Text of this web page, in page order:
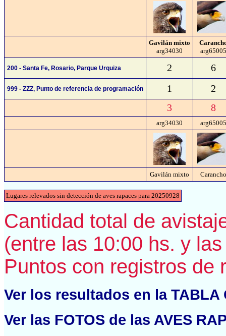
Gavilán mixto
arg34030
arg65005
200 - Santa Fe, Rosario, Parque Urquiza 2 6
999 - ZZZ, Punto de referencia de programación 1
2
3
8
arg34030 arg65005
Gavilán mixto Carancho
Lugares relevados sin detección de aves rapaces para 20250928
Cantidad total de
(entre las 10:00 hs. y
Puntos con registros de
Ver los resultados en la TABLA
Ver las FOTOS de las AVES